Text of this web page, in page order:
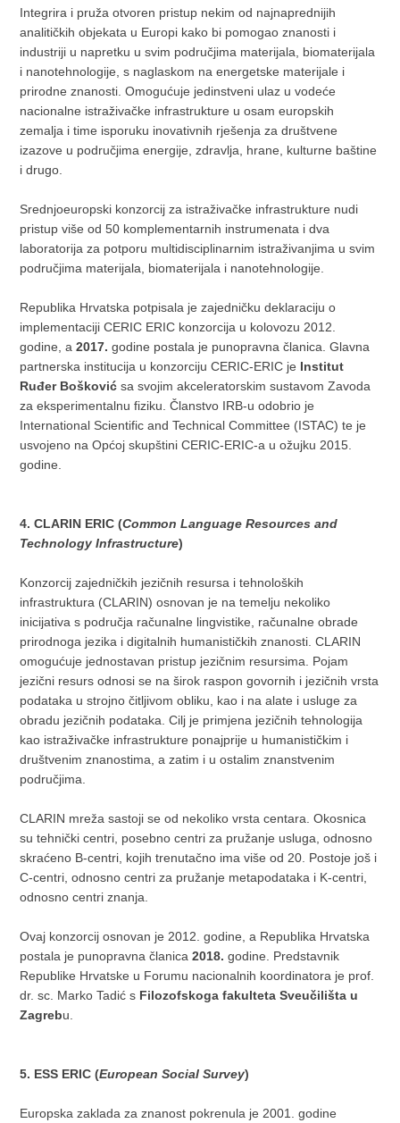
Integrira i pruža otvoren pristup nekim od najnaprednijih
analitičkih objekata u Europi kako bi pomogao znanosti i
industriji u napretku u svim područjima materijala, biomaterijala
i nanotehnologije, s naglaskom na energetske materijale i
prirodne znanosti. Omogućuje jedinstveni ulaz u vodeće
nacionalne istraživačke infrastrukture u osam europskih
zemalja i time isporuku inovativnih rješenja za društvene
izazove u područjima energije, zdravlja, hrane, kulturne baštine
i drugo.
Srednjoeuropski konzorcij za istraživačke infrastrukture nudi
pristup više od 50 komplementarnih instrumenata i dva
laboratorija za potporu multidisciplinarnim istraživanjima u svim
područjima materijala, biomaterijala i nanotehnologije.
Republika Hrvatska potpisala je zajedničku deklaraciju o
implementaciji CERIC ERIC konzorcija u kolovozu 2012.
godine, a2017. godine postala je punopravna članica. Glavna
partnerska institucija u konzorciju CERIC-ERIC je Institut
Ruđer Bošković sa svojim akceleratorskim sustavom Zavoda
za eksperimentalnu fiziku. Članstvo IRB-u odobrio je
International Scientific and Technical Committee (ISTAC) te je
usvojeno na Općoj skupštini CERIC-ERIC-a u ožujku 2015.
godine.
4. CLARIN ERIC (Common Language Resources and
Technology Infrastructure)
Konzorcij zajedničkih jezičnih resursa i tehnoloških
infrastruktura (CLARIN) osnovan je na temelju nekoliko
inicijativa s područja računalne lingvistike, računalne obrade
prirodnoga jezika i digitalnih humanističkih znanosti. CLARIN
omogućuje jednostavan pristup jezičnim resursima. Pojam
jezični resurs odnosi se na širok raspon govornih i jezičnih vrsta
podataka u strojno čitljivom obliku, kao i na alate i usluge za
obradu jezičnih podataka. Cilj je primjena jezičnih tehnologija
kao istraživačke infrastrukture ponajprije u humanističkim i
društvenim znanostima, a zatim i u ostalim znanstvenim
područjima.
CLARIN mreža sastoji se od nekoliko vrsta centara. Okosnica
su tehnički centri, posebno centri za pružanje usluga, odnosno
skraćeno B-centri, kojih trenutačno ima više od 20. Postoje još i
C-centri, odnosno centri za pružanje metapodataka i K-centri,
odnosno centri znanja.
Ovaj konzorcij osnovan je 2012. godine, a Republika Hrvatska
postala je punopravna članica2018. godine. Predstavnik
Republike Hrvatske u Forumu nacionalnih koordinatora je prof.
dr. sc. Marko Tadić s Filozofskoga fakulteta Sveučilišta u
Zagrebu.
5. ESS ERIC (European Social Survey)
Europska zaklada za znanost pokrenula je 2001. godine